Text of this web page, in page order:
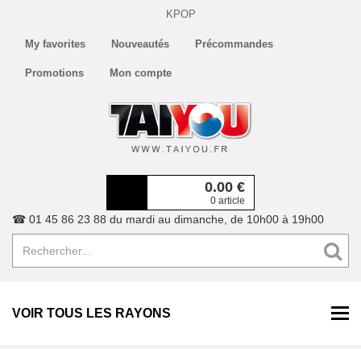
KPOP
My favorites Nouveautés Précommandes
Promotions Mon compte
0.00 €
0 article
☎ 01 45 86 23 88 du mardi au dimanche, de 10h00 à 19h00
VOIR TOUS LES RAYONS